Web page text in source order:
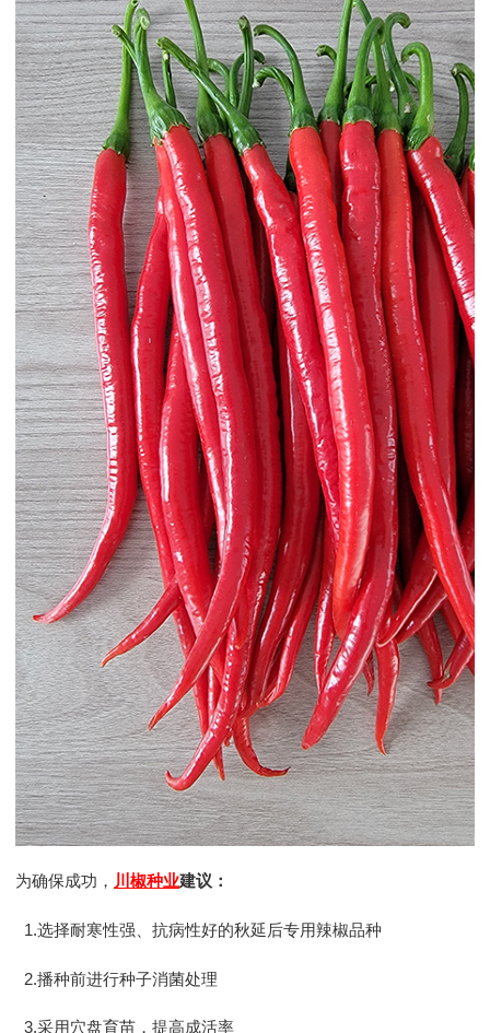
为确保成功， 川椒种业建议：
1.选择耐寒性强、抗病性好的秋延后专用辣椒品种
2.播种前进行种子消菌处理
3.采用穴盘育苗，提高成活率